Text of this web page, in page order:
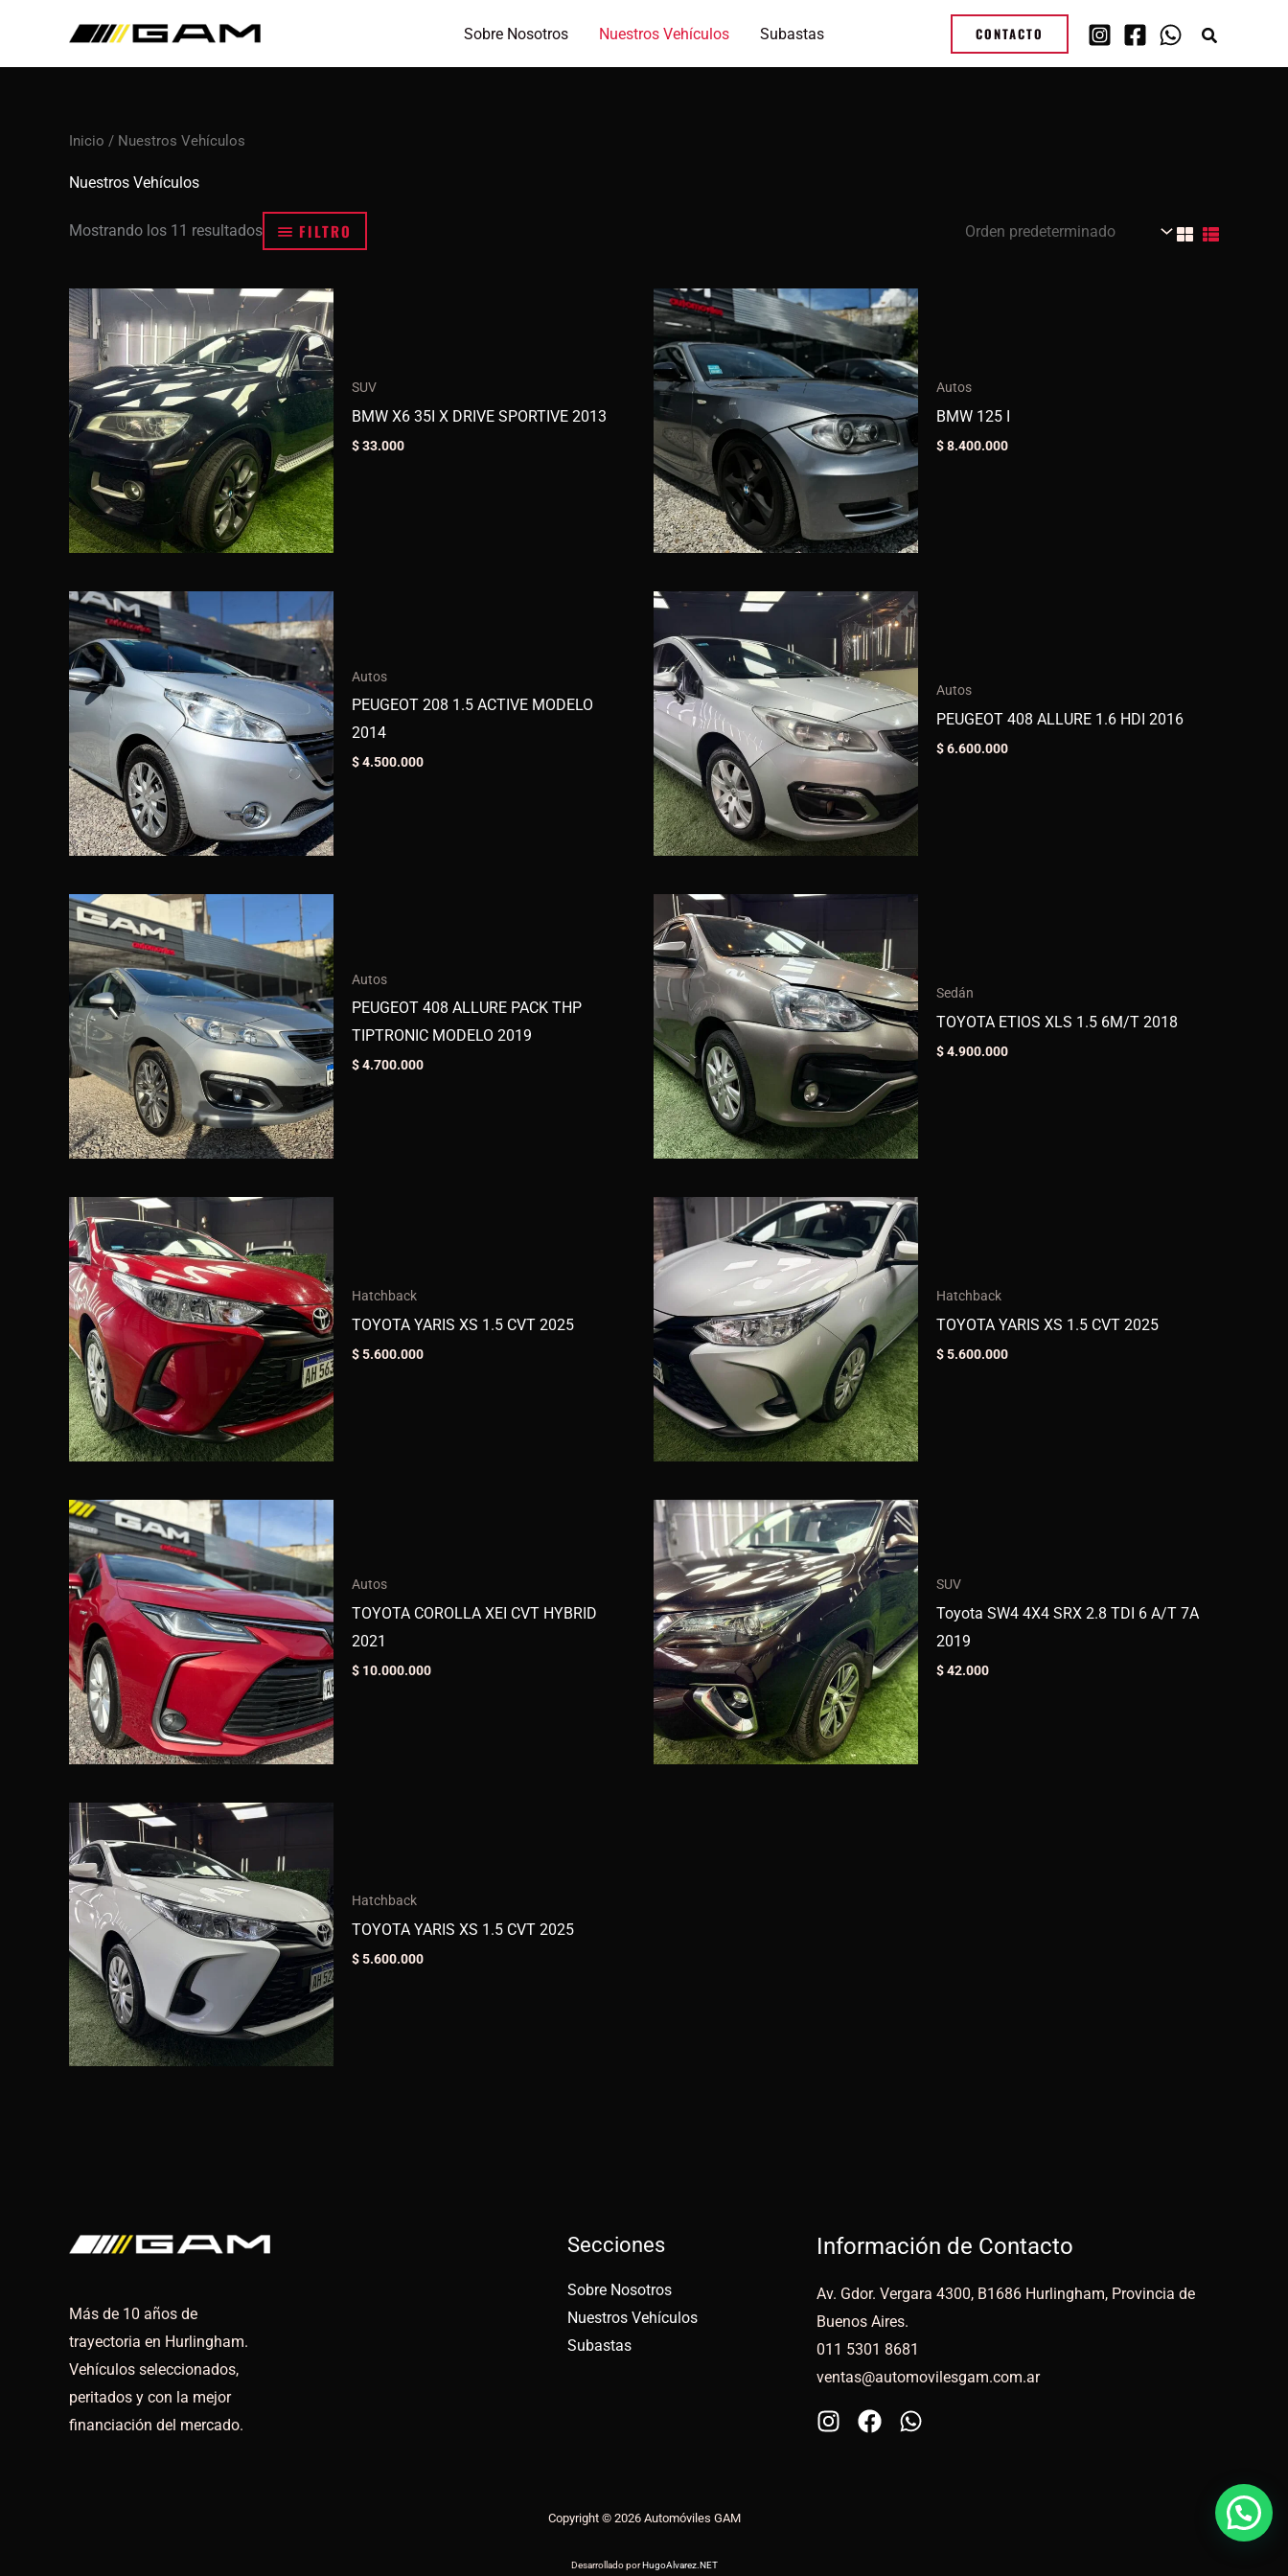
contenido
Sobre Nosotros Nuestros Vehículos Subastas CONTACTO
Inicio / Nuestros Vehículos
Nuestros Vehículos
Mostrando los 11 resultados FILTRO
SUV
BMW X6 35I X DRIVE SPORTIVE 2013
$33.000
Autos
BMW 125 I
$8.400.000
Autos
PEUGEOT 208 1.5 ACTIVE MODELO
2014
$4.500.000
Autos
PEUGEOT 408 ALLURE 1.6 HDI 2016
$6.600.000
Autos
PEUGEOT 408 ALLURE PACK THP
TIPTRONIC MODELO 2019
$4.700.000
Sedán
TOYOTA ETIOS XLS 1.5 6M/T 2018
$4.900.000
Hatchback
TOYOTA YARIS XS 1.5 CVT 2025
$5.600.000
Hatchback
TOYOTA YARIS XS 1.5 CVT 2025
$5.600.000
Autos
TOYOTA COROLLA XEI CVT HYBRID
2021
$ 10.000.000
SUV
Toyota SW4 4X4 SRX 2.8 TDI 6 A/T 7A
2019
$42.000
Hatchback
TOYOTA YARIS XS 1.5 CVT 2025
$5.600.000
Más de 10 años de
trayectoria en Hurlingham.
Vehículos seleccionados,
peritados y con la mejor
financiación del mercado.
Secciones
Sobre Nosotros
Nuestros Vehículos
Subastas
Información de Contacto
Av. Gdor. Vergara 4300, B1686 Hurlingham, Provincia de
Buenos Aires.
011 5301 8681
ventas@automovilesgam.com.ar
Copyright © 2026 Automóviles GAM
Desarrollado porHugoAlvarez.NET